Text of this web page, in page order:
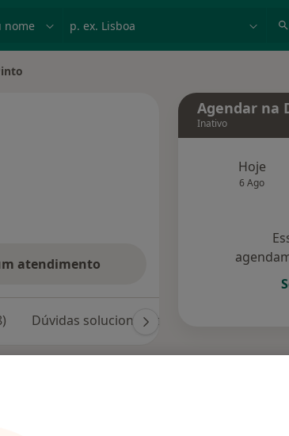
atendimento
Dúvidas solucionadas (1)
Agendar na
Inativo
Hoje
6 Ago